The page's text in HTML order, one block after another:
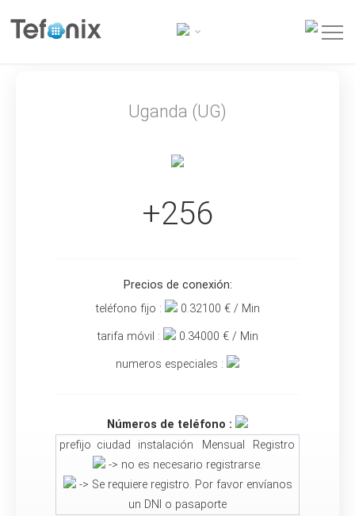
Uganda (UG)
+256
Precios de conexión:
teléfono fijo :
0.32100 € / Min
tarifa móvil : 0.34000 € / Min
numeros especiales :
Números de teléfono :
prefijo ciudad instalación Mensual
Registro
-> no es necesario registrarse.
-> Se requiere registro. Por favor envíanos
un DNI o pasaporte